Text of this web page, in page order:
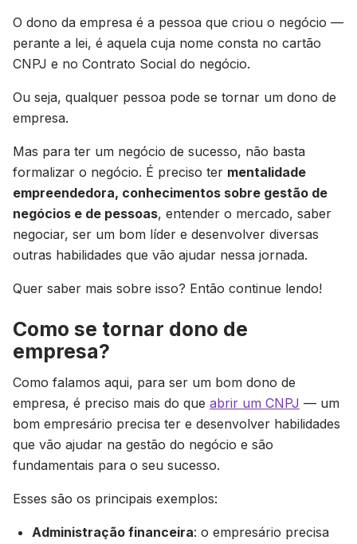
O dono da empresa é a pessoa que criou o negócio —
perante a lei, é aquela cuja nome consta no cartão
CNPJ e no Contrato Social do negócio.
Ou seja, qualquer pessoa pode se tornar um dono de
empresa.
Mas para ter um negócio de sucesso, não basta
formalizar o negócio. É preciso ter mentalidade
empreendedora, conhecimentos sobre gestão de
negócios e de pessoas, entender o mercado, saber
negociar, ser um bom líder e desenvolver diversas
outras habilidades que vão ajudar nessa jornada.
Quer saber mais sobre isso? Então continue lendo!
Como se tornar dono de
empresa?
Como falamos aqui, para ser um bom dono de
empresa, é preciso mais do que abrir um CNPJ — um
bom empresário precisa ter e desenvolver habilidades
que vão ajudar na gestão do negócio e são
fundamentais para o seu sucesso.
Esses são os principais exemplos:
Administração financeira: o empresário precisa